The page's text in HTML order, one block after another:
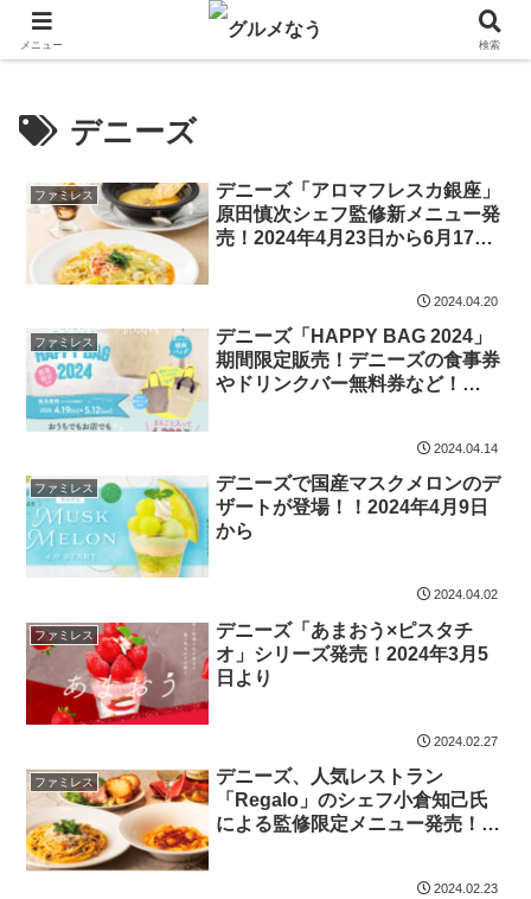
飲食店キャンペーン・食品飲料お菓子新発売のグルメニュース。
デニーズ
ファミレス
デニーズ「アロマフレスカ銀座」
原田慎次シェフ監修新メニュー発
売！2024年4月23日から6月17日
2024.04.20
ファミレス
デニーズ「HAPPY BAG 2024」
期間限定販売！デニーズの食事券
やドリンクバー無料券など！
2024.04.14
ファミレス
デニーズで国産マスクメロンのデ
ザートが登場！！2024年4月9日
から
2024.04.02
ファミレス
デニーズ「あまおう×ピスタチ
オ」シリーズ発売！2024年3月5
日より
2024.02.27
ファミレス
デニーズ、人気レストラン
「Regalo」のシェフ小倉知己氏
による監修限定メニュー発売！
2024.02.23
メニュー 検索